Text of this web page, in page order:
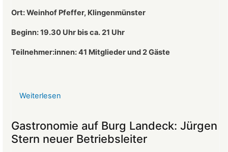
Ort: Weinhof Pfeffer, Klingenmünster
Beginn: 19.30 Uhr bis ca. 21 Uhr
Teilnehmer:innen: 41 Mitglieder und 2 Gäste
Weiterlesen
der
Mitgliederversammlung
vom
Gastronomie auf Burg Landeck: Jürgen
Stern neuer Betriebsleiter